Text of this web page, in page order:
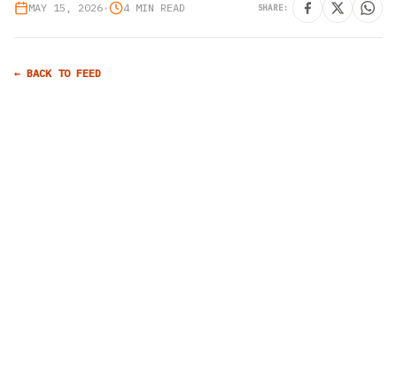
MAY 15, 2026• 4 MIN READ SHARE:
← BACK TO FEED